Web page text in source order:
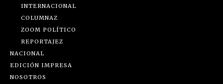
INTERNACIONAL
COLUMNAZ
ZOOM POLÍTICO
REPORTAJEZ
NACIONAL
EDICIÓN IMPRESA
NOSOTROS